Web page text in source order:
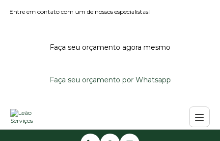
Entre em contato com um de nossos especialistas!
Faça seu orçamento agora mesmo
Faça seu orçamento por Whatsapp